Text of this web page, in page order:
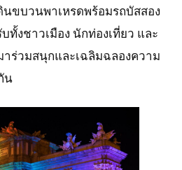
นขบวนพาเหรดพร้อมรถบัสสอง
งชาวเมือง นักท่องเที่ยว และ
าร่วมสนุกและเฉลิมฉลองความ
น